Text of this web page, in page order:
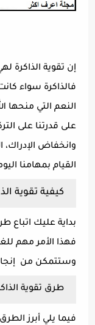
إن تقوية الذاكرة
فالذاكرة سواء
النعم التي منحها
على قدرتنا على
وانخفاض الإدراك،
القيام بمهامنا
كيفية تقوية
بداية عليك اتباع
فهذا الأمر مهم
وستتمكن من
طرق تقوية
فيما يلي أبرز